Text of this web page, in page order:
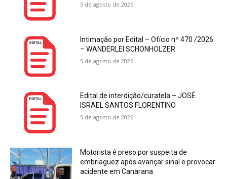
5 de agosto de 2026
Intimação por Edital – Ofício nº 470 /2026
– WANDERLEI SCHONHOLZER
5 de agosto de 2026
Edital de interdição/curatela – JOSÉ
ISRAEL SANTOS FLORENTINO
5 de agosto de 2026
Motorista é preso por suspeita de
embriaguez após avançar sinal e provocar
acidente em Canarana